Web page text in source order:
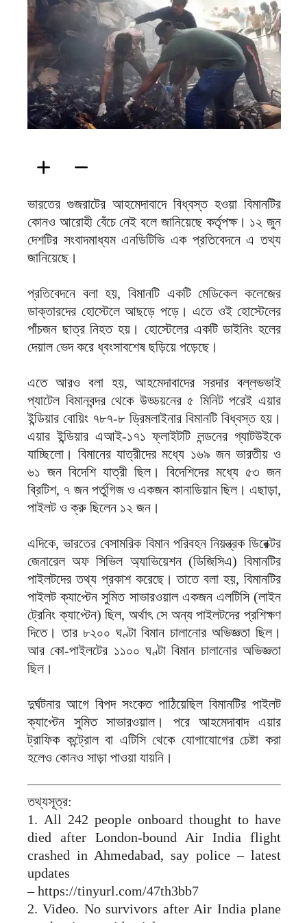
ফিরদাউস
ভারতের গুজরাটের আহমেদাবাদে বিধ্বস্ত হওয়া বিমানটির
কোনও আরোহী বেঁচে নেই বলে জানিয়েছে কর্তৃপক্ষ। ১২ জুন
দেশটির সংবাদমাধ্যম এনডিটিভি এক প্রতিবেদনে এ তথ্য
জানিয়েছে।
প্রতিবেদনে বলা হয়, বিমানটি একটি মেডিকেল কলেজের
ডাক্তারদের হোস্টেলে আছড়ে পড়ে। এতে ওই হোস্টেলের
পাঁচজন ছাত্র নিহত হয়। হোস্টেলের একটি ডাইনিং হলের
দেয়াল ভেদ করে ধ্বংসাবশেষ ছড়িয়ে পড়েছে।
এতে আরও বলা হয়, আহমেদাবাদের সরদার বল্লভভাই
প্যাটেল বিমানবন্দর থেকে উড্ডয়নের ৫ মিনিট পরেই এয়ার
ইন্ডিয়ার বোয়িং ৭৮৭-৮ ড্রিমলাইনার বিমানটি বিধ্বস্ত হয়।
এয়ার ইন্ডিয়ার এআই-১৭১ ফ্লাইটটি লন্ডনের গ্যাটউইকে
যাচ্ছিলো। বিমানের যাত্রীদের মধ্যে ১৬৯ জন ভারতীয় ও
৬১ জন বিদেশি যাত্রী ছিল। বিদেশিদের মধ্যে ৫৩ জন
ব্রিটিশ, ৭ জন পর্তুগিজ ও একজন কানাডিয়ান ছিল। এছাড়া,
পাইলট ও ক্রু ছিলেন ১২ জন।
এদিকে, ভারতের বেসামরিক বিমান পরিবহন নিয়ন্ত্রক ডিরেক্টর
জেনারেল অফ সিভিল অ্যাভিয়েশন (ডিজিসিএ) বিমানটির
পাইলটদের তথ্য প্রকাশ করেছে। তাতে বলা হয়, বিমানটির
পাইলট ক্যাপ্টেন সুমিত সাভারওয়াল একজন এলটিসি (লাইন
ট্রেনিং ক্যাপ্টেন) ছিল, অর্থাৎ সে অন্য পাইলটদের প্রশিক্ষণ
দিতে। তার ৮২০০ ঘণ্টা বিমান চালানোর অভিজ্ঞতা ছিল।
আর কো-পাইলটের ১১০০ ঘণ্টা বিমান চালানোর অভিজ্ঞতা
ছিল।
দুর্ঘটনার আগে বিপদ সংকেত পাঠিয়েছিল বিমানটির পাইলট
ক্যাপ্টেন সুমিত সাভারওয়াল। পরে আহমেদাবাদ এয়ার
ট্রাফিক কন্ট্রোল বা এটিসি থেকে যোগাযোগের চেষ্টা করা
হলেও কোনও সাড়া পাওয়া যায়নি।
তথ্যসূত্র:
1. All 242 people onboard thought to have
died after London-bound Air India flight
crashed in Ahmedabad, say police – latest
updates
– https://tinyurl.com/47th3bb7
2. Video. No survivors after Air India plane